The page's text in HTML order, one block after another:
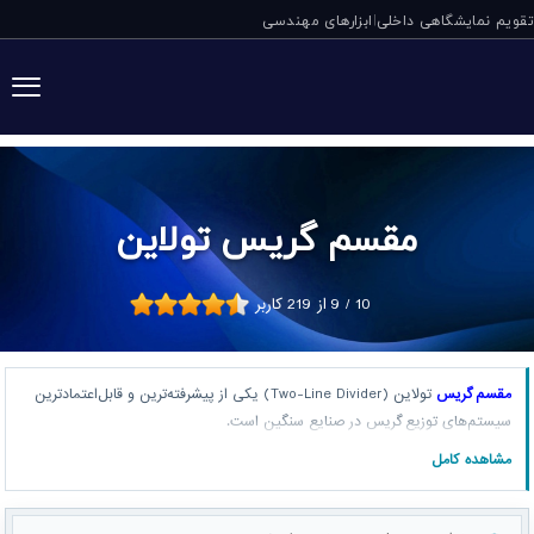
تقویم نمایشگاهی داخلی|ابزارهای مهندسی
مقسم گریس تولاین
9 / 10 از 219کاربر
مقسم گریس
تولاین (Two-Line Divider) یکی از پیشرفته‌ترین و قابل‌اعتمادترین
سیستم‌های توزیع گریس در صنایع سنگین است.
مقسم گریس
مشاهده کامل